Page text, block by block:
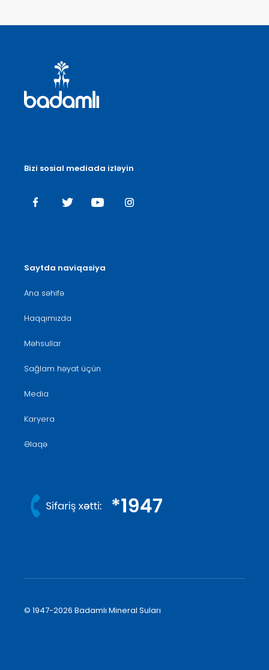
Saytda naviqasiya
Ana səhifə
Haqqımızda
Məhsullar
Sağlam həyat üçün
Media
Karyera
Əlaqə
Bizi sosial mediada izləyin
© 1947-2026 Badamlı Mineral Suları